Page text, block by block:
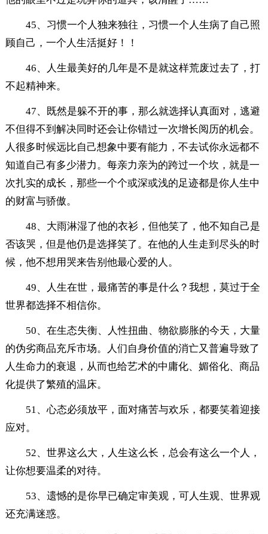
45、习惯一个人独来独往，习惯一个人生病了自己照
顾自己，一个人生活挺好！！
46、人生最美好的几年是不是就这样荒废过去了，打
不起精神来。
47、既然是躲不开的事，那么就选择认真面对，逃避
不但得不到解决同时还会让你错过一次增长阅历的机会。
人很多时候远比自己想象中要有能力，不去试你永远都不
知道自己有多少潜力。每亲力亲为的跨过一个坎，就是一
次扎实的成长，那些一个个或深或浅的足迹都是你人生中
的财富与骄傲。
48、大雨淋湿了他的衣衫，但他笑了，他不知自己是
否该哭，但是他仍是选择笑了。在他的人生走到尽头的时
候，他不想用哭来告别他最心爱的人。
49、人生在世，最痛苦的事是什么？我想，莫过于全
世界都选择不相信你。
50、在生态失衡、人性扭曲、物欲膨胀的今天，大量
的伪劣商品充斥市场。人们自身价值的消亡又普遍导致了
人生命力的衰退，从而也给艺术的中庸化、媚俗化、商品
化提供了繁殖的温床。
51、心态必须放平，面对痛苦与欢乐，都要笑着迎接
应对。
52、世界这么大，人生这么长，总会有这么一个人，
让你想要温柔的对待。
53、遗憾的是你早已确定审美观，可人生观、世界观
还充满迷惑。